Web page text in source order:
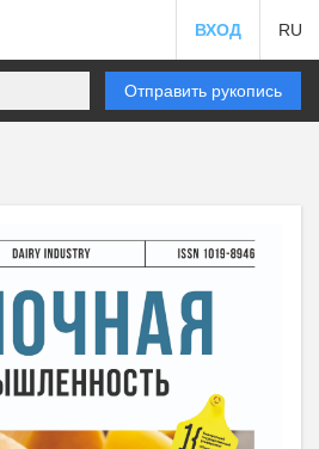
ВХОД RU
Отправить рукопись